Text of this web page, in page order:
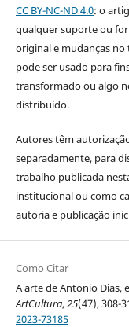
CC BY-NC-ND 4.0: o
qualquer suporte ou
original e mudanças
pode ser usado para
transformado ou algo
distribuído.
Autores têm
separadamente, para
trabalho publicada
institucional ou como
autoria e publicação
Como Citar
A arte de Antonio Dias,
ArtCultura,25(47), 308-
2023-73185